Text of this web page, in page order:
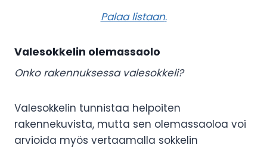
Palaa listaan.
Valesokkelin olemassaolo
Onko rakennuksessa valesokkeli?
Valesokkelin tunnistaa helpoiten
rakennekuvista, mutta sen olemassaoloa voi
arvioida myös vertaamalla sokkelin